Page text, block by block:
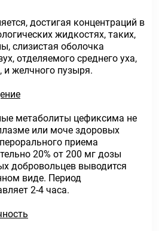
достигая концентраций в
жидкостях, таких,
слизистая оболочка
отделяемого среднего уха,
и желчного пузыря.
метаболиты цефиксима не
или моче здоровых
приема
20% от 200 мг дозы
добровольцев выводится
виде. Период
2-4 часа.